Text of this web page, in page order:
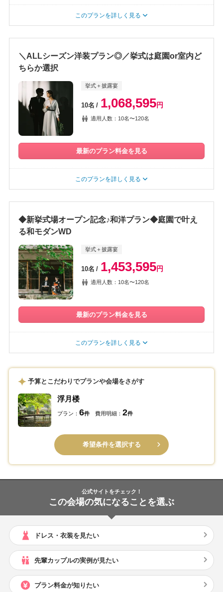
このプランを詳しく見る
＼ALLシーズン洋装プラン◎／挙式は庭園or室内ど
ちらか選択
挙式＋披露宴
10名 1,068,595円
適用人数：10名〜120名
最新のプラン料金を見る
このプランを詳しく見る
◆新挙式場オープン記念♪和洋プラン◆庭園で叶え
る和モダンWD
挙式＋披露宴
10名 1,453,595円
適用人数：10名〜120名
最新のプラン料金を見る
このプランを詳しく見る
予算とこだわりでプランや会場をさがす
浮月楼
プラン： 6件 費用明細： 2件
希望条件を選択する
公式サイトをチェック！
この会場の気になることを選ぶ
ドレス・衣装を見たい
先輩カップルの実例が見たい
プラン料金が知りたい